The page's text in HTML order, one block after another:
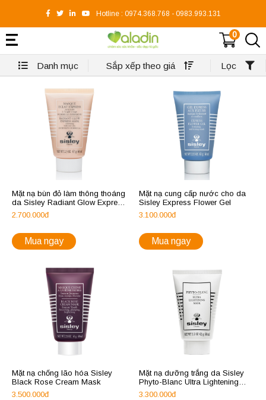
Hotline : 0974.368.768 - 0983.993.131
0
Danh mục Sắp xếp theo giá Lọc
Mặt nạ bùn đỏ làm thông thoáng
da Sisley Radiant Glow Express
Mask
2.700.000đ
Mua ngay
Mặt nạ cung cấp nước cho da
Sisley Express Flower Gel
3.100.000đ
Mua ngay
Mặt nạ chống lão hóa Sisley
Black Rose Cream Mask
3.500.000đ
Mặt nạ dưỡng trắng da Sisley
Phyto-Blanc Ultra Lightening
Mask
3.300.000đ